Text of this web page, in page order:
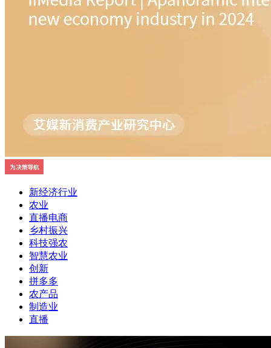
新经济行业
农业
直播电商
乡村振兴
科技强农
智慧农业
创新
拼多多
农产品
制造业
直播